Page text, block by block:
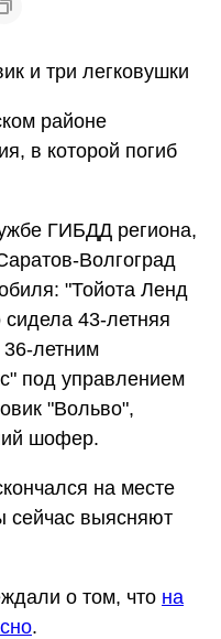
и три легковушки
районе
в которой погиб
ГИБДД региона,
Волгоград
"Тойота Ленд
сидела 43-летняя
летним
под управлением
"Вольво",
шофер.
на месте
сейчас выясняют
о том, что на
.